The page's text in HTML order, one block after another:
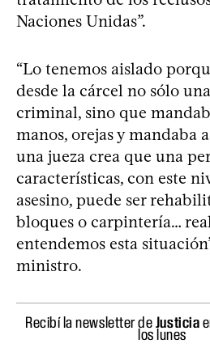
Naciones Unidas”.
“Lo tenemos aislado
desde la cárcel no sólo
criminal, sino que
manos, orejas y mandaba
una jueza crea que una
características, con este
asesino, puede ser
bloques o carpintería…
entendemos esta
ministro.
Recibí la newsletter deJusticia
los lunes